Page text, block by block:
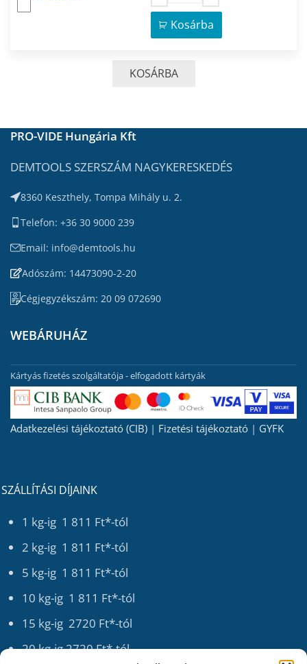
Kosárba
KOSÁRBA
PRO-VIDE Hungária Kft
DEMTOOLS SZERSZÁM NAGYKERESKEDÉS
8360 Keszthely, Tompa Mihály u. 2.
Telefon: +36 30 9000 239
Email: info@demtools.hu
Adószám: 14473090-2-20
Cégjegyzékszám: 20 09 072690
WEBÁRUHÁZ
Kártyás fizetés szolgáltatója - elfogadott kártyák
Adatkezelési tájékoztató (CIB) | Fizetési tájékoztató | GYFK
SZÁLLÍTÁSI DÍJAINK
1 kg-ig 1 811 Ft*-tól
2 kg-ig 1 811 Ft*-tól
5 kg-ig 1 811 Ft*-tól
10 kg-ig 1 811 Ft*-tól
15 kg-ig 2720 Ft*-tól
20 kg-ig 2720 Ft*-tól